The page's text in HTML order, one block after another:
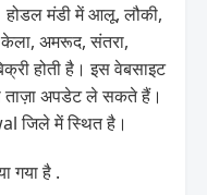
मंडी में आलू, लौकी,
केला, अमरूद, संतरा,
होती है। इस वेबसाइट
ताज़ा अपडेट ले सकते हैं।
जिले में स्थित है।
गया है .